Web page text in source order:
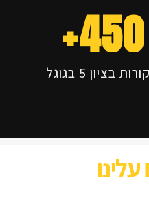
בציון 5 בגוגל
450
+